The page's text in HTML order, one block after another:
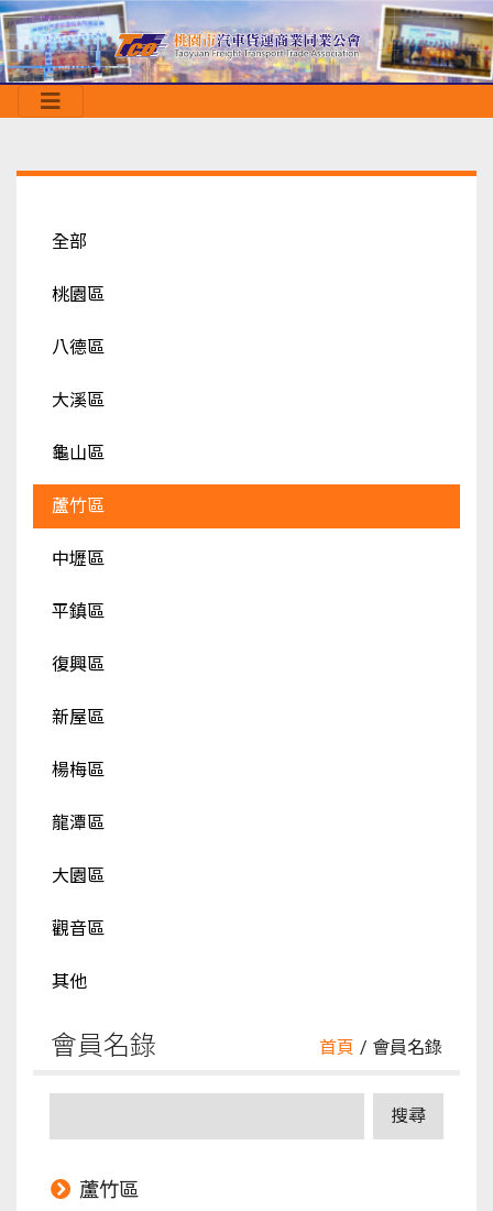
全部
桃園區
八德區
大溪區
龜山區
蘆竹區
中壢區
平鎮區
復興區
新屋區
楊梅區
龍潭區
大園區
觀音區
其他
會員名錄 首頁 / 會員名錄
蘆竹區